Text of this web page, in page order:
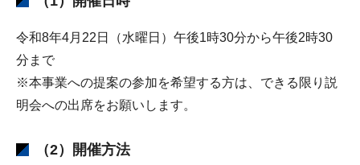
令和8年4月22日（水曜日）午後1時30分から午後2時30
分まで
※本事業への提案の参加を希望する方は、できる限り説
明会への出席をお願いします。
（2）開催方法